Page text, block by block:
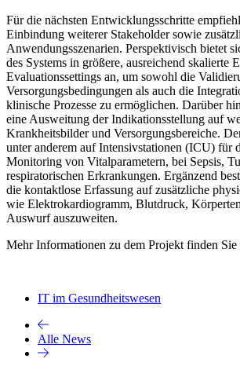
Für die nächsten Entwicklungsschritte
Einbindung weiterer Stakeholder sowie
Anwendungsszenarien. Perspektivisch bietet
des Systems in größere, ausreichend skalierte
Evaluationssettings an, um sowohl die
Versorgungsbedingungen als auch die
klinische Prozesse zu ermöglichen. Darüber
eine Ausweitung der Indikationsstellung auf
Krankheitsbilder und Versorgungsbereiche.
unter anderem auf Intensivstationen (ICU) für
Monitoring von Vitalparametern, bei Sepsis,
respiratorischen Erkrankungen. Ergänzend
die kontaktlose Erfassung auf zusätzliche
wie Elektrokardiogramm, Blutdruck,
Auswurf auszuweiten.
Mehr Informationen zu dem Projekt finden Sie
IT im Gesundheitswesen
Alle News